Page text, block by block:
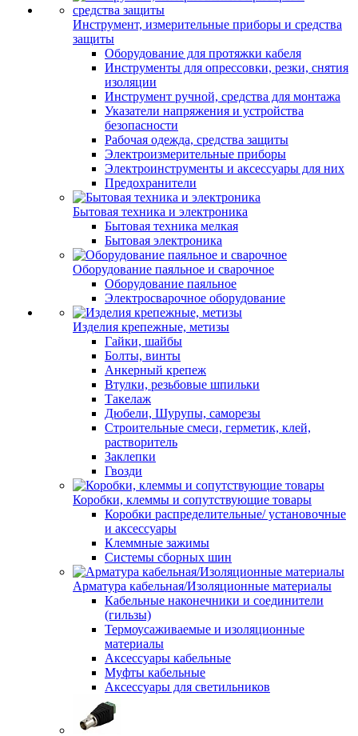
Инструмент, измерительные приборы и средства
защиты
Оборудование для протяжки кабеля
Инструменты для опрессовки, резки, снятия
изоляции
Инструмент ручной, средства для монтажа
Указатели напряжения и устройства
безопасности
Рабочая одежда, средства защиты
Электроизмерительные приборы
Электроинструменты и аксессуары для них
Предохранители
Бытовая техника и электроника
Бытовая техника мелкая
Бытовая электроника
Оборудование паяльное и сварочное
Оборудование паяльное
Электросварочное оборудование
Изделия крепежные, метизы
Гайки, шайбы
Болты, винты
Анкерный крепеж
Втулки, резьбовые шпильки
Такелаж
Дюбели, Шурупы, саморезы
Строительные смеси, герметик, клей,
растворитель
Заклепки
Гвозди
Коробки, клеммы и сопутствующие товары
Коробки распределительные/ установочные
и аксессуары
Клеммные зажимы
Системы сборных шин
Арматура кабельная/Изоляционные материалы
Кабельные наконечники и соединители
(гильзы)
Термоусаживаемые и изоляционные
материалы
Аксессуары кабельные
Муфты кабельные
Аксессуары для светильников